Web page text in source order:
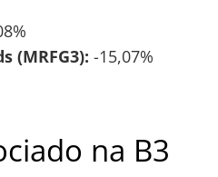
(MRFG3): -15,07%
na B3